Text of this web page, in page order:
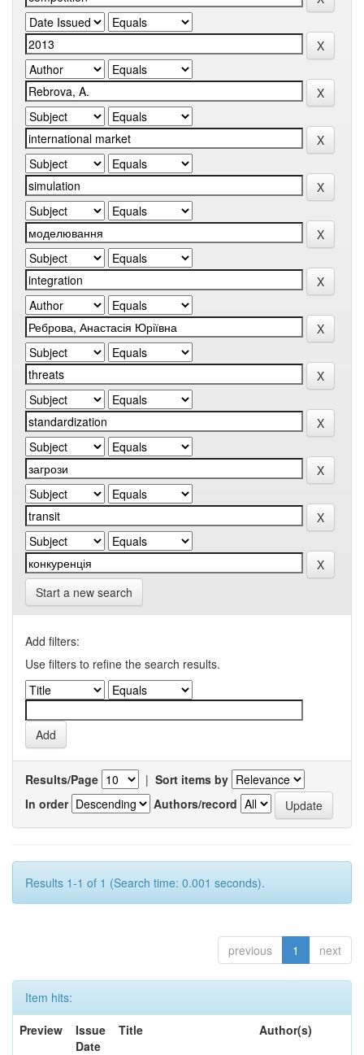
Start a new search
Add filters:
Use filters to refine the search results.
Results/Page | Sort items by
In order
Authors/record
Results 1-1 of 1 (Search time: 0.001 seconds).
previous 1 next
Item hits:
Preview
Issue
Date
Title Author(s)